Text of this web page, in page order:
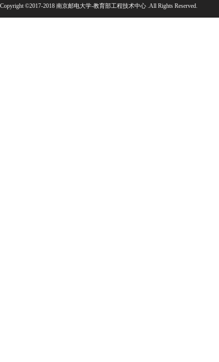
Copyright ©2017-2018 南京邮电大学-教育部工程技术中心 .All Rights Reserved.